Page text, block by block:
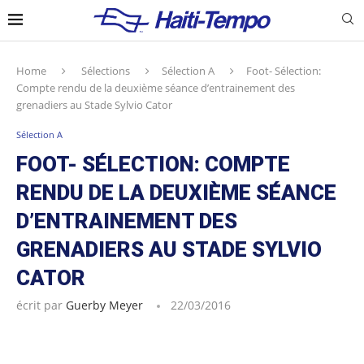
Home Sélections Sélection A
Foot- Sélection:
Compte rendu de la deuxième séance d’entrainement des
grenadiers au Stade Sylvio Cator
Sélection A
FOOT- SÉLECTION: COMPTE
RENDU DE LA DEUXIÈME SÉANCE
D’ENTRAINEMENT DES
GRENADIERS AU STADE SYLVIO
CATOR
écrit par Guerby Meyer 22/03/2016